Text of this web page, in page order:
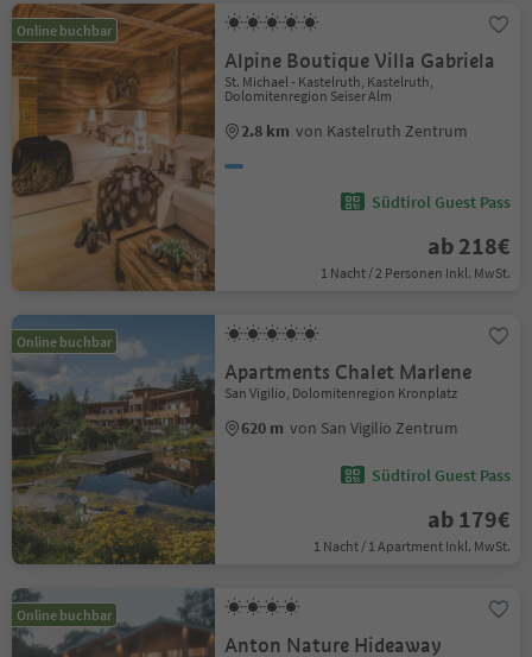
Online buchbar
Alpine Boutique Villa Gabriela
St. Michael - Kastelruth, Kastelruth,
Dolomitenregion Seiser Alm
2.8 km von Kastelruth Zentrum
Südtirol Guest Pass
ab 218€
1 Nacht / 2 Personen Inkl. MwSt.
Online buchbar
Apartments Chalet Marlene
San Vigilio, Dolomitenregion Kronplatz
620 m von San Vigilio Zentrum
Südtirol Guest Pass
ab 179€
1 Nacht / 1 Apartment Inkl. MwSt.
Online buchbar
Anton Nature Hideaway